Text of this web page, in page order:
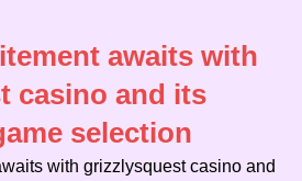
awaits with
casino and its
selection
with grizzlysquest casino and